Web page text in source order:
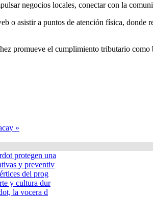
negocios locales, conectar con la
o asistir a puntos de atención física, donde
promueve el cumplimiento tributario
»
protegen una
y preventiv
del prog
y cultura dur
la vocera d